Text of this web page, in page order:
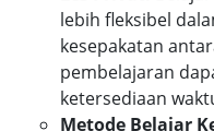
lebih fleksibel
kesepakatan
pembelajaran
ketersediaan
Metode Belajar